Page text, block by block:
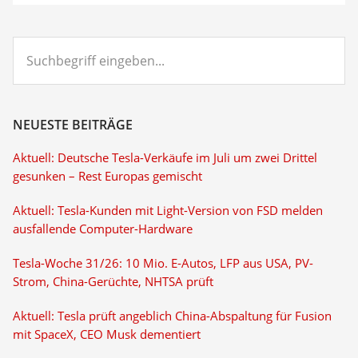
eingeben...
NEUESTE BEITRÄGE
Aktuell: Deutsche Tesla-Verkäufe im Juli um zwei Drittel
gesunken – Rest Europas gemischt
Aktuell: Tesla-Kunden mit Light-Version von FSD melden
ausfallende Computer-Hardware
Tesla-Woche 31/26: 10 Mio. E-Autos, LFP aus USA, PV-
Strom, China-Gerüchte, NHTSA prüft
Aktuell: Tesla prüft angeblich China-Abspaltung für Fusion
mit SpaceX, CEO Musk dementiert